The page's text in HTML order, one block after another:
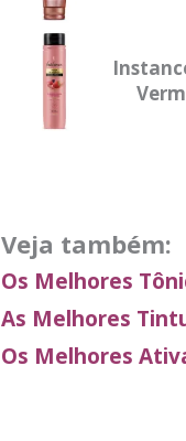
Veja também:
Os Melhores
As Melhores
Os Melhores